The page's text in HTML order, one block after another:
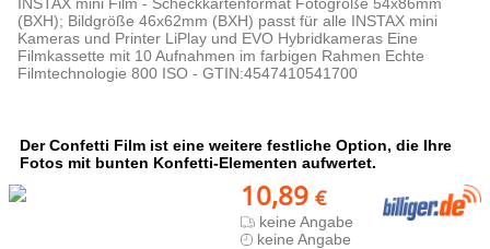
(BXH); Bildgröße 46x62mm (BXH) passt für alle INSTAX mini
Kameras und Printer LiPlay und EVO Hybridkameras Eine
Filmkassette mit 10 Aufnahmen im farbigen Rahmen Echte
Filmtechnologie 800 ISO - GTIN:4547410541700
Der Confetti Film ist eine weitere festliche Option, die Ihre
Fotos mit bunten Konfetti-Elementen aufwertet.
10,89 €
keine Angabe
keine Angabe